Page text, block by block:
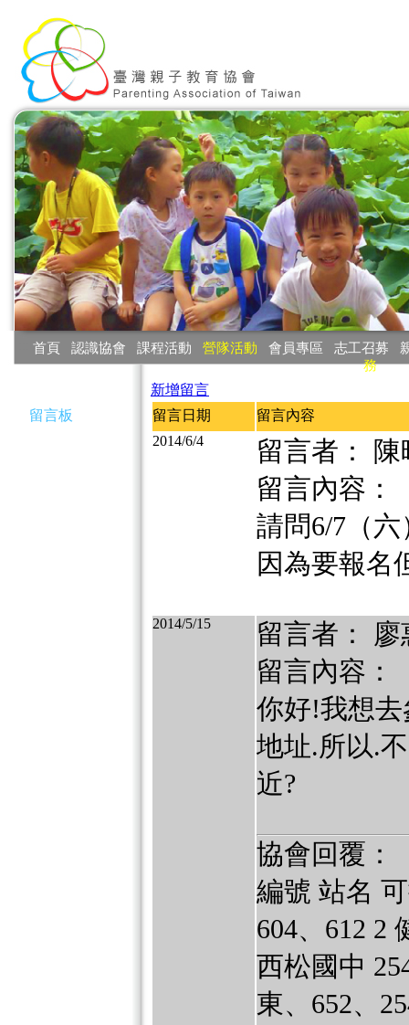
首頁 認識協會 課程活動 營隊活動 會員專區 志工召募
務
留言板
新增留言
留言日期
留言內容
2014/6/4
留言者： 陳
留言內容：
請問6/7（
因為要報名
2014/5/15
留言者： 廖
留言內容：
你好!我想
地址.所以.
近?
協會回覆：
編號 站名
604、612 2
西松國中
東、652、